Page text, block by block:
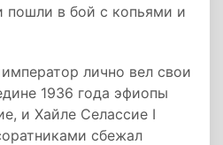
пошли в бой с копьями и
лично вел свои
1936 года эфиопы
и Хайле Селассие I
сбежал